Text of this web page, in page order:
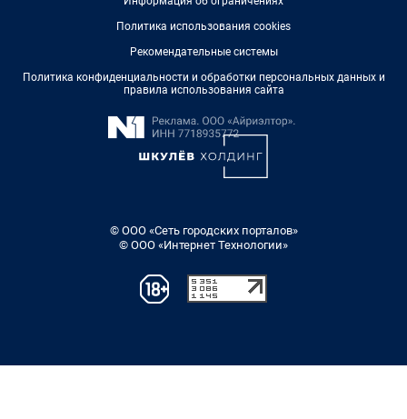
Политика использования cookies
Рекомендательные системы
Политика конфиденциальности и обработки персональных данных и
правила использования сайта
© ООО «Сеть городских порталов»
© ООО «Интернет Технологии»